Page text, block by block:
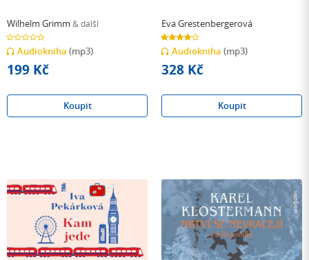
Wilhelm Grimm & další
0.0
z
5
hvězdiček
Audiokniha (mp3)
199 Kč
Koupit
Eva Grestenbergerová
4.0
z
5
hvězdiček
Audiokniha (mp3)
328 Kč
Koupit